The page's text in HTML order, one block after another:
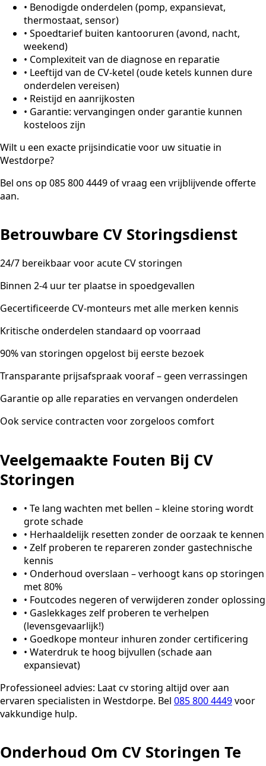
• Benodigde onderdelen (pomp, expansievat,
thermostaat, sensor)
• Spoedtarief buiten kantooruren (avond, nacht,
weekend)
• Complexiteit van de diagnose en reparatie
• Leeftijd van de CV-ketel (oude ketels kunnen dure
onderdelen vereisen)
• Reistijd en aanrijkosten
• Garantie: vervangingen onder garantie kunnen
kosteloos zijn
Wilt u een exacte prijsindicatie voor uw situatie in
Westdorpe?
Bel ons op 085 800 4449 of vraag een vrijblijvende offerte
aan.
Betrouwbare CV Storingsdienst
24/7 bereikbaar voor acute CV storingen
Binnen 2-4 uur ter plaatse in spoedgevallen
Gecertificeerde CV-monteurs met alle merken kennis
Kritische onderdelen standaard op voorraad
90% van storingen opgelost bij eerste bezoek
Transparante prijsafspraak vooraf – geen verrassingen
Garantie op alle reparaties en vervangen onderdelen
Ook service contracten voor zorgeloos comfort
Veelgemaakte Fouten Bij CV
Storingen
• Te lang wachten met bellen – kleine storing wordt
grote schade
• Herhaaldelijk resetten zonder de oorzaak te kennen
• Zelf proberen te repareren zonder gastechnische
kennis
• Onderhoud overslaan – verhoogt kans op storingen
met 80%
• Foutcodes negeren of verwijderen zonder oplossing
• Gaslekkages zelf proberen te verhelpen
(levensgevaarlijk!)
• Goedkope monteur inhuren zonder certificering
• Waterdruk te hoog bijvullen (schade aan
expansievat)
Professioneel advies: Laat cv storing altijd over aan
ervaren specialisten in Westdorpe. Bel 085 800 4449voor
vakkundige hulp.
Onderhoud Om CV Storingen Te